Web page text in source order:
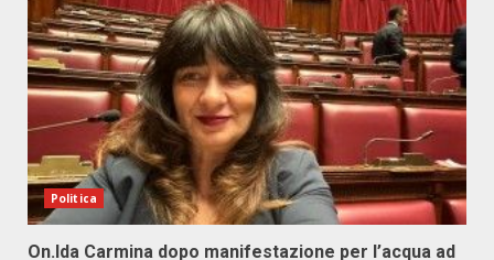
Politica
On.Ida Carmina dopo manifestazione per l’acqua ad